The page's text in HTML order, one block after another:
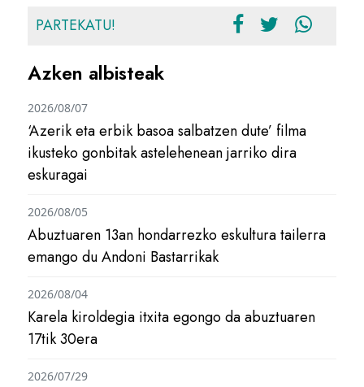
PARTEKATU!
Azken albisteak
‘Azerik eta erbik basoa salbatzen dute’ filma
ikusteko gonbitak astelehenean jarriko dira
eskuragai
2026/08/07
Abuztuaren 13an hondarrezko eskultura tailerra
emango du Andoni Bastarrikak
2026/08/05
Karela kiroldegia itxita egongo da abuztuaren
17tik 30era
2026/08/04
2026/07/29